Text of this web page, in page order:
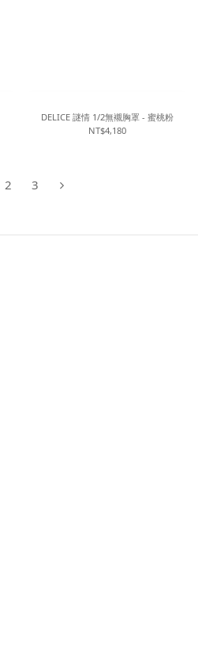
DELICE 謎情 1/2無襯胸罩 - 蜜桃粉
NT$4,180
2 3